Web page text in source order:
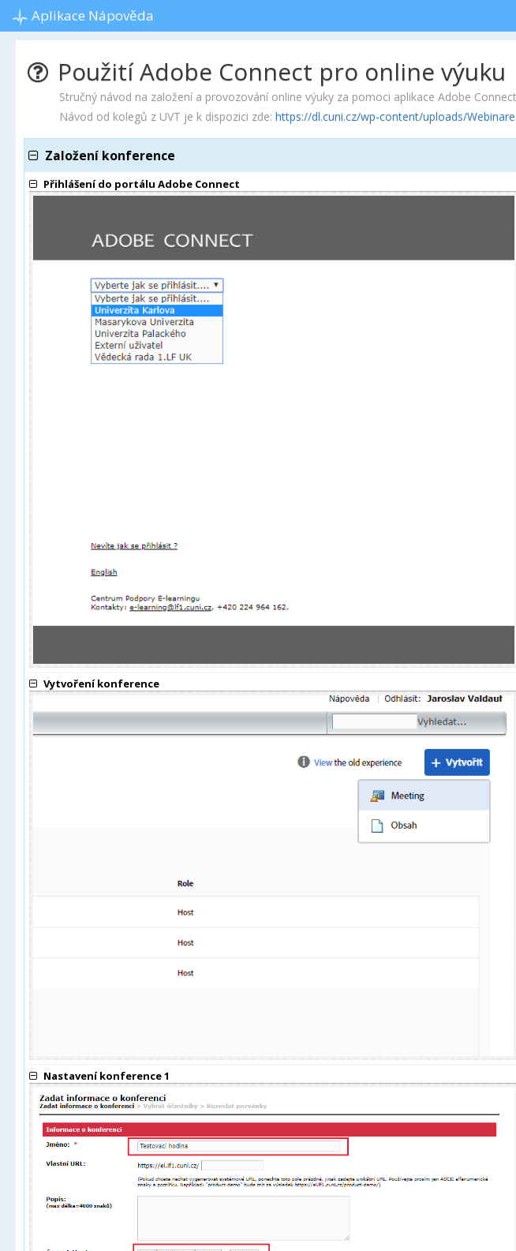
Aplikace Nápověda
Použití Adobe Connect pro online výuku
Stručný návod na založení a provozování online výuky za pomoci aplikace Adobe Connect
Návod od kolegů z UVT je k dispozici zde: https://dl.cuni.cz/wp-content/uploads/
Založení konference
Přihlášení do portálu Adobe Connect
Vytvoření konference
Nastavení konference 1